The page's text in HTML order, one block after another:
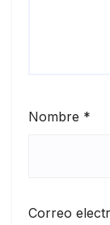
Nombre *
Correo